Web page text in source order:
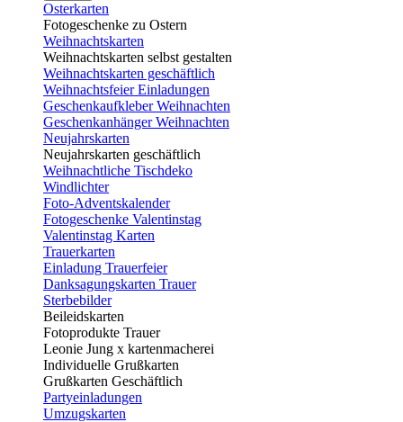
Osterkarten
Fotogeschenke zu Ostern
Weihnachtskarten
Weihnachtskarten selbst gestalten
Weihnachtskarten geschäftlich
Weihnachtsfeier Einladungen
Geschenkaufkleber Weihnachten
Geschenkanhänger Weihnachten
Neujahrskarten
Neujahrskarten geschäftlich
Weihnachtliche Tischdeko
Windlichter
Foto-Adventskalender
Fotogeschenke Valentinstag
Valentinstag Karten
Trauerkarten
Einladung Trauerfeier
Danksagungskarten Trauer
Sterbebilder
Beileidskarten
Fotoprodukte Trauer
Leonie Jung x kartenmacherei
Individuelle Grußkarten
Grußkarten Geschäftlich
Partyeinladungen
Umzugskarten